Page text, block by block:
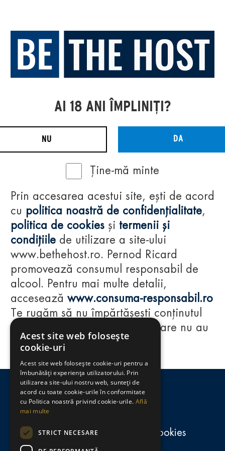
Regulamente
consumă-responsabil.ro
Politica de confidențialitate și cookies
AI 18 ANI ÎMPLINIȚI?
NU DA
Ține-mă minte
Prin accesarea acestui site, ești de acord
cu politica noastră de confidențialitate,
politica de cookies și termenii și
condițiile de utilizare a site-ului
www.bethehost.ro. Pernod Ricard
promovează consumul responsabil de
alcool. Pentru mai multe detalii,
accesează www.consuma-responsabil.ro
Te rugăm să nu împărtășești conținutul
acestui website cu persoane care nu au
împlinit vârsta de 18 ani.
Acest site web folosește
cookie-uri
Acest site web folosește cookie-uri pentru a
îmbunătăți experiența utilizatorului. Prin
utilizarea site-ului nostru web, sunteți de
acord cu toate cookie-urile în conformitate
cu Politica noastră privind cookie-urile. Află
mai multe
STRICT NECESARE